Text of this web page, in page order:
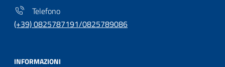
Telefono
(+39) 0825787191/0825789086
INFORMAZIONI